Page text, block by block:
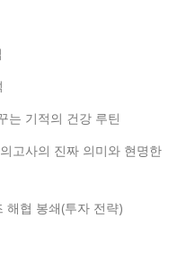
는 기적의 건강 루틴
고사의 진짜 의미와 현명한
해협 봉쇄(투자 전략)